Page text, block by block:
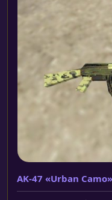
AK-47 «Urban Camo»